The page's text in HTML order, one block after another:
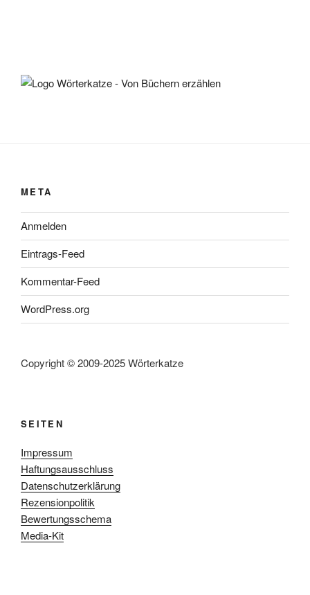
META
Anmelden
Eintrags-Feed
Kommentar-Feed
WordPress.org
Copyright © 2009-2025 Wörterkatze
SEITEN
Impressum
Haftungsausschluss
Datenschutzerklärung
Rezensionpolitik
Bewertungsschema
Media-Kit